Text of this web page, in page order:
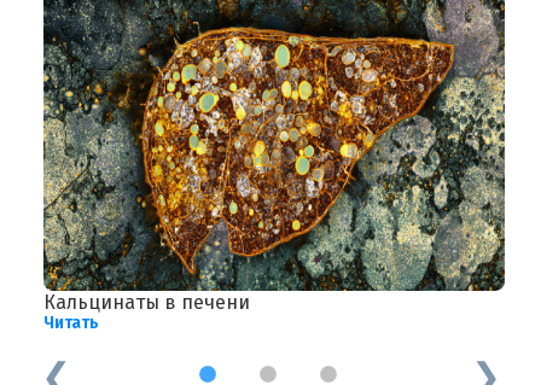
Кальцинаты в печени
Читать
1 2 3